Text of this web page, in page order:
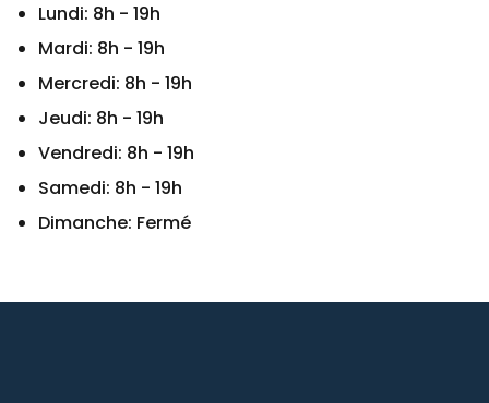
Lundi: 8h - 19h
Mardi: 8h - 19h
Mercredi: 8h - 19h
Jeudi: 8h - 19h
Vendredi: 8h - 19h
Samedi: 8h - 19h
Dimanche: Fermé